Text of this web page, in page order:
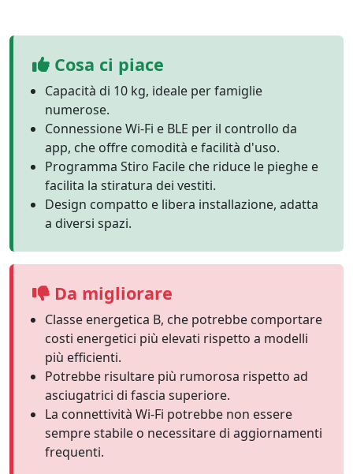
Cosa ci piace
Capacità di 10 kg, ideale per famiglie
numerose.
Connessione Wi-Fi e BLE per il controllo da
app, che offre comodità e facilità d'uso.
Programma Stiro Facile che riduce le pieghe e
facilita la stiratura dei vestiti.
Design compatto e libera installazione, adatta
a diversi spazi.
Da migliorare
Classe energetica B, che potrebbe comportare
costi energetici più elevati rispetto a modelli
più efficienti.
Potrebbe risultare più rumorosa rispetto ad
asciugatrici di fascia superiore.
La connettività Wi-Fi potrebbe non essere
sempre stabile o necessitare di aggiornamenti
frequenti.